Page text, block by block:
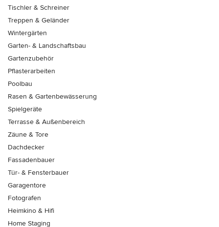
Tischler & Schreiner
Treppen & Geländer
Wintergärten
Garten- & Landschaftsbau
Gartenzubehör
Pflasterarbeiten
Poolbau
Rasen & Gartenbewässerung
Spielgeräte
Terrasse & Außenbereich
Zäune & Tore
Dachdecker
Fassadenbauer
Tür- & Fensterbauer
Garagentore
Fotografen
Heimkino & Hifi
Home Staging